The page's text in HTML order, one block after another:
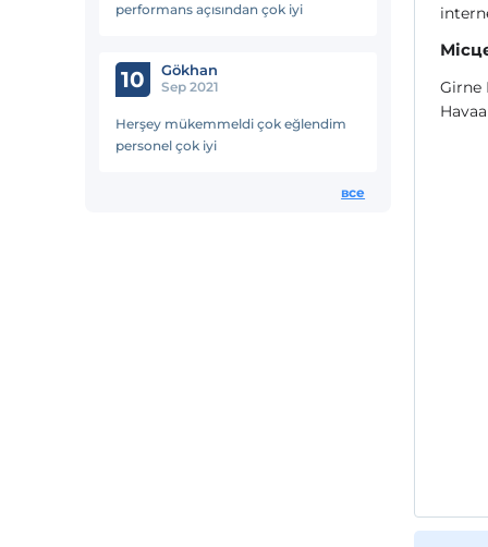
performans açısından çok iyi
10 Gökhan
Sep 2021
Herşey mükemmeldi çok eğlendim
personel çok iyi
все
Girne